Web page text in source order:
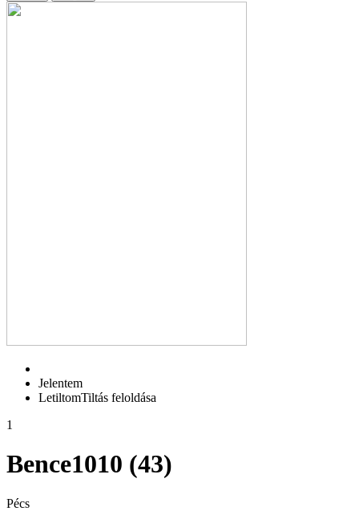
Jelentem
LetiltomTiltás feloldása
1
Bence1010 (43)
Pécs